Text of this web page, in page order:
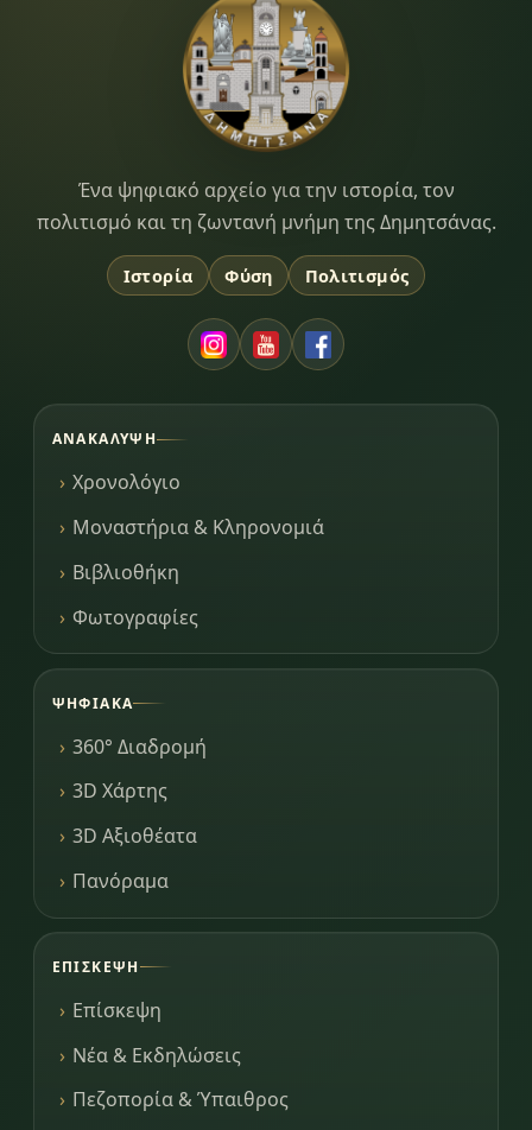
Dimitsana.gr
Ένα ψηφιακό αρχείο για την ιστορία, τον
πολιτισμό και τη ζωντανή μνήμη της Δημητσάνας.
Ιστορία Φύση Πολιτισμός
ΑΝΑΚΆΛΥΨΗ
Χρονολόγιο
Μοναστήρια & Κληρονομιά
Βιβλιοθήκη
Φωτογραφίες
ΨΗΦΙΑΚΆ
360° Διαδρομή
3D Χάρτης
3D Αξιοθέατα
Πανόραμα
ΕΠΊΣΚΕΨΗ
Επίσκεψη
Νέα & Εκδηλώσεις
Πεζοπορία & Ύπαιθρος